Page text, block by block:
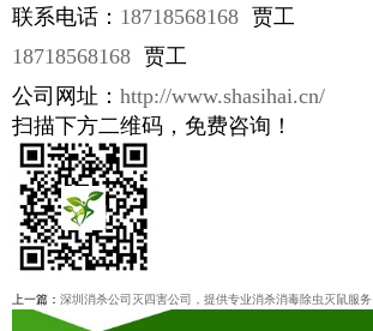
联系电话： 18718568168 贾工
18718568168 贾工
公司网址： http://www.shasihai.cn/
扫描下方二维码，免费咨询！
上一篇： 深圳消杀公司灭四害公司，提供专业消杀消毒除虫灭鼠服务